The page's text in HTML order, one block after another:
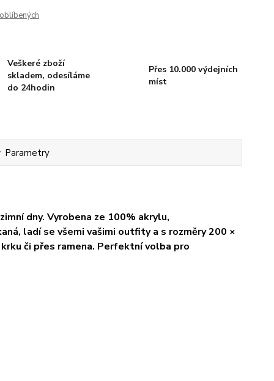
Veškeré zboží
skladem, odesíláme
do 24hodin
Přes 10.000 výdejních
míst
Parametry
dny. Vyrobena ze 100% akrylu,
ladí se všemi vašimi outfity a s rozměry 200 ×
či přes ramena. Perfektní volba pro